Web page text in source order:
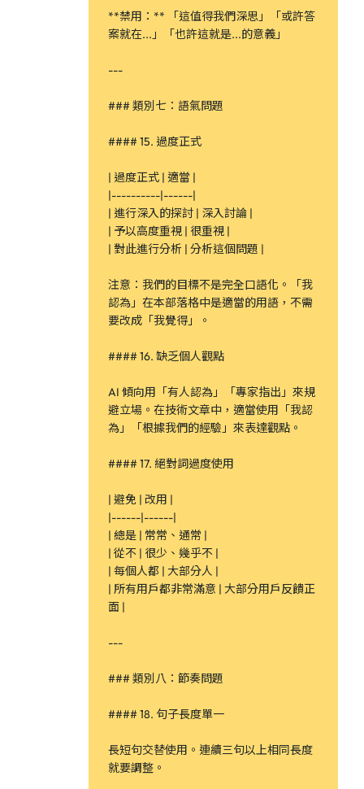
**禁用：** 「這值得我們深思」「或許答
案就在...」「也許這就是...的意義」
---
### 類別七：語氣問題
#### 15. 過度正式
| 過度正式 | 適當 |
|----------|------|
| 進行深入的探討 | 深入討論 |
| 予以高度重視 | 很重視 |
| 對此進行分析 | 分析這個問題 |
注意：我們的目標不是完全口語化。「我
認為」在本部落格中是適當的用語，不需
要改成「我覺得」。
#### 16. 缺乏個人觀點
AI 傾向用「有人認為」「專家指出」來規
避立場。在技術文章中，適當使用「我認
為」「根據我們的經驗」來表達觀點。
#### 17. 絕對詞過度使用
| 避免 | 改用 |
|------|------|
| 總是 | 常常、通常 |
| 從不 | 很少、幾乎不 |
| 每個人都 | 大部分人 |
| 所有用戶都非常滿意 | 大部分用戶反饋正
面 |
---
### 類別八：節奏問題
#### 18. 句子長度單一
長短句交替使用。連續三句以上相同長度
就要調整。